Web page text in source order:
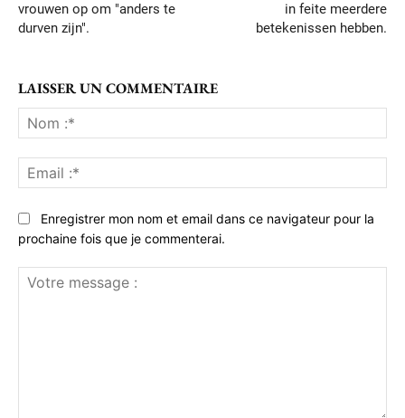
vrouwen op om "anders te
durven zijn".
in feite meerdere
betekenissen hebben.
LAISSER UN COMMENTAIRE
:*
:*
Enregistrer mon nom et email dans ce navigateur pour la
prochaine fois que je commenterai.